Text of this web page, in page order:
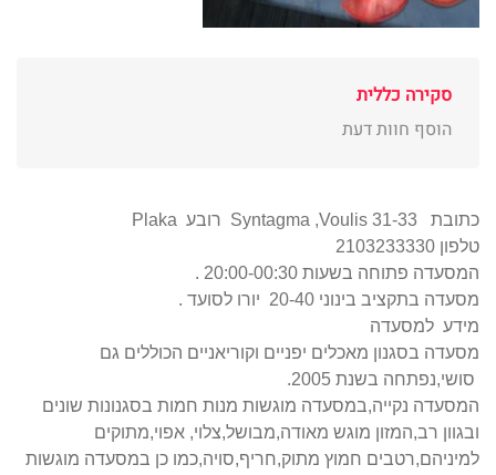
סקירה כללית
הוסף חוות דעת
כתובת Voulis 31-33
,
Syntagma רובע Plaka
טלפון 2103233330
המסעדה פתוחה בשעות 20:00-00:30 .
מסעדה בתקציב בינוני 20-40 יורו לסועד .
מידע למסעדה
מסעדה בסגנון מאכלים יפניים וקוריאניים הכוללים גם
סושי,נפתחה בשנת 2005.
המסעדה נקייה,במסעדה מוגשות מנות חמות בסגנונות שונים
ובגוון רב,המזון מוגש מאודה,מבושל,צלוי, אפוי,מתוקים
למיניהם,רטבים חמוץ מתוק,חריף,סויה,כמו כן במסעדה מוגשות